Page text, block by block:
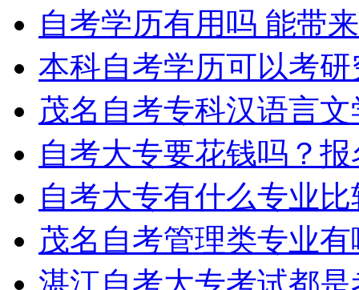
自考学历有用吗 能带
本科自考学历可以考
茂名自考专科汉语言
自考大专要花钱吗？
自考大专有什么专业
茂名自考管理类专业